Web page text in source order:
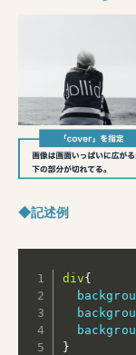
◆記述例
div{
}